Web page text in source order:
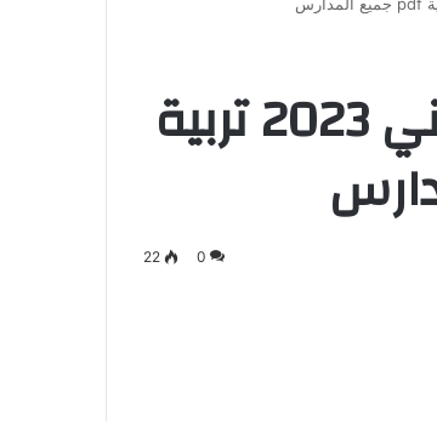
نتائج الثالث متوسط الدور الثاني 2023 تربية
0
22